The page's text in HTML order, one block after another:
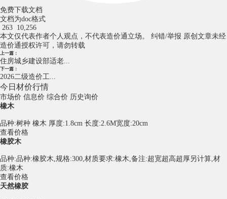
免费下载文档
文档为doc格式
263 10,256
本文仅代表作者个人观点，不代表造价通立场。 纠错/举报 原创文章未经
造价通授权许可，请勿转载
上一篇：
住房城乡建设部适老...
下一篇：
2026二级造价工...
今日材价行情
市场价 信息价 综合价 历史询价
橡木
品种:树种 橡木 厚度:1.8cm 长度:2.6M宽度:20cm
查看价格
橡胶木
品种:品种:橡胶木,规格:300,材质要求:橡木,备注:超宽超高超厚另计算,材
质:橡木
查看价格
天然橡胶